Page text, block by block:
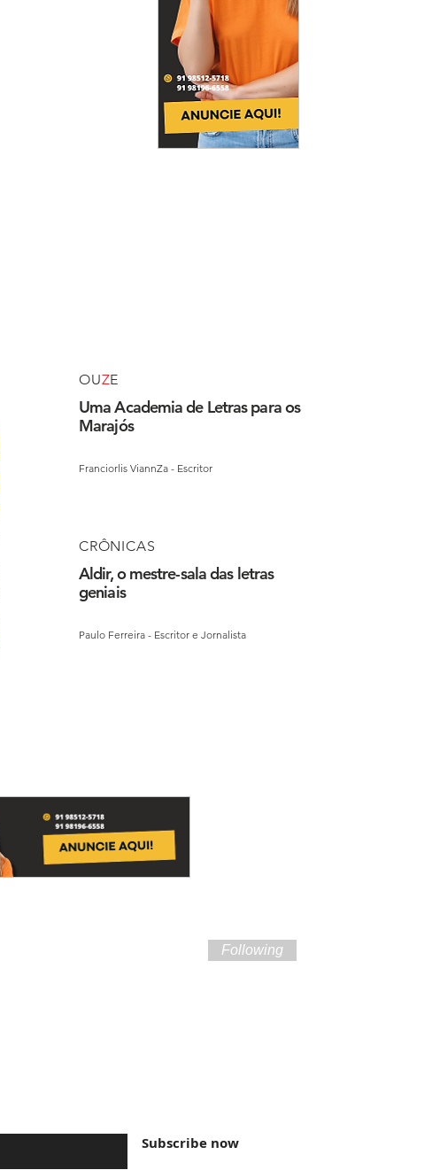
OUZE
Uma Academia de Letras para os
Marajós
Franciorlis ViannZa - Escritor
CRÔNICAS
Aldir, o mestre-sala das letras
geniais
Paulo Ferreira - Escritor e Jornalista
Following
Subscribe now